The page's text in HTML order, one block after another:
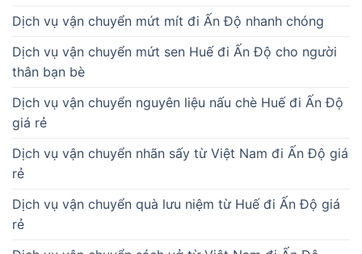
Dịch vụ vận chuyển mứt mít đi Ấn Độ nhanh chóng
Dịch vụ vận chuyển mứt sen Huế đi Ấn Độ cho người
thân bạn bè
Dịch vụ vận chuyển nguyên liệu nấu chè Huế đi Ấn Độ
giá rẻ
Dịch vụ vận chuyển nhãn sấy từ Việt Nam đi Ấn Độ giá
rẻ
Dịch vụ vận chuyển quà lưu niệm từ Huế đi Ấn Độ giá
rẻ